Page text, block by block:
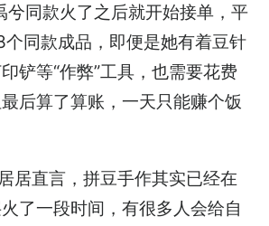
兮同款火了之后就开始接单，平
同款成品，即便是她有着豆针
铲等“作弊”工具，也需要花费
后算了算账，一天只能赚个饭
居直言，拼豆手作其实已经在
了一段时间，有很多人会给自